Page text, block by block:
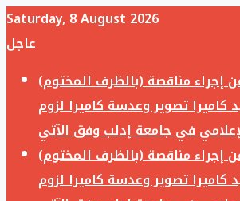
Saturday, 8 August 2026
عاجل
إجراء مناقصة (بالظرف المختوم)
كاميرا تصوير وعدسة كاميرا لزوم
إجراء مناقصة (بالظرف المختوم)
كاميرا تصوير وعدسة كاميرا لزوم